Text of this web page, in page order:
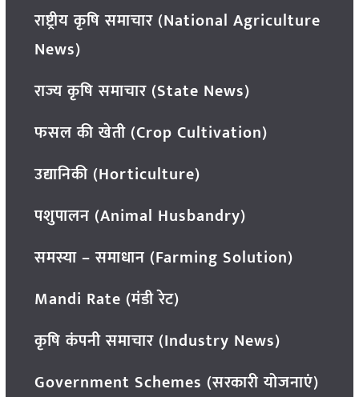
राष्ट्रीय कृषि समाचार (National Agriculture
News)
राज्य कृषि समाचार (State News)
फसल की खेती (Crop Cultivation)
उद्यानिकी (Horticulture)
पशुपालन (Animal Husbandry)
समस्या – समाधान (Farming Solution)
Mandi Rate (मंडी रेट)
कृषि कंपनी समाचार (Industry News)
Government Schemes (सरकारी योजनाएं)